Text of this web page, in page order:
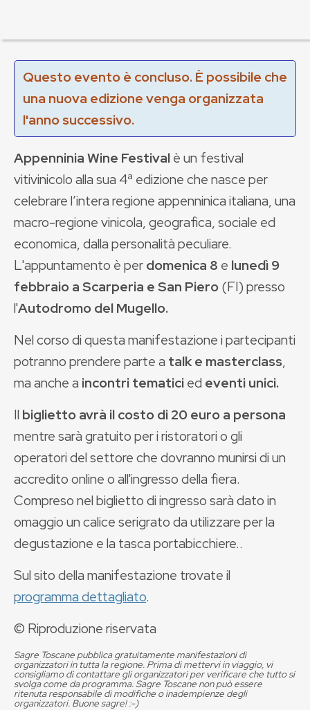
Questo evento è concluso. È possibile che
una nuova edizione venga organizzata
l'anno successivo.
Appenninia Wine Festivalè un festival
vitivinicolo alla sua 4ª edizione che nasce per
celebrare l’intera regione appenninica italiana, una
macro-regione vinicola, geografica, sociale ed
economica, dalla personalità peculiare.
L'appuntamento è perdomenica 8 e lunedì9
febbraio aScarperia e San Piero(FI)presso
l'Autodromo del Mugello.
Nel corso di questa manifestazione i partecipanti
potranno prendere parte a talk e masterclass,
ma anche a incontri tematicied eventi unici.
Il biglietto avrà il costo di 20 euro a persona
mentre sarà gratuito per i ristoratori o gli
operatori del settore che dovranno munirsi di un
accredito online o all'ingresso della fiera.
Compreso nel biglietto di ingresso sarà dato in
omaggio un calice serigrato da utilizzare per la
degustazione e la tasca portabicchiere..
Sul sito della manifestazione trovate il
programma dettagliato.
© Riproduzione riservata
Sagre Toscane pubblica gratuitamente manifestazioni di
organizzatori in tutta la regione. Prima di mettervi in viaggio, vi
consigliamo di contattare gli organizzatori per verificare che tutto si
svolga come da programma. Sagre Toscane non può essere
ritenuta responsabile di modifiche o inadempienze degli
organizzatori. Buone sagre! :-)